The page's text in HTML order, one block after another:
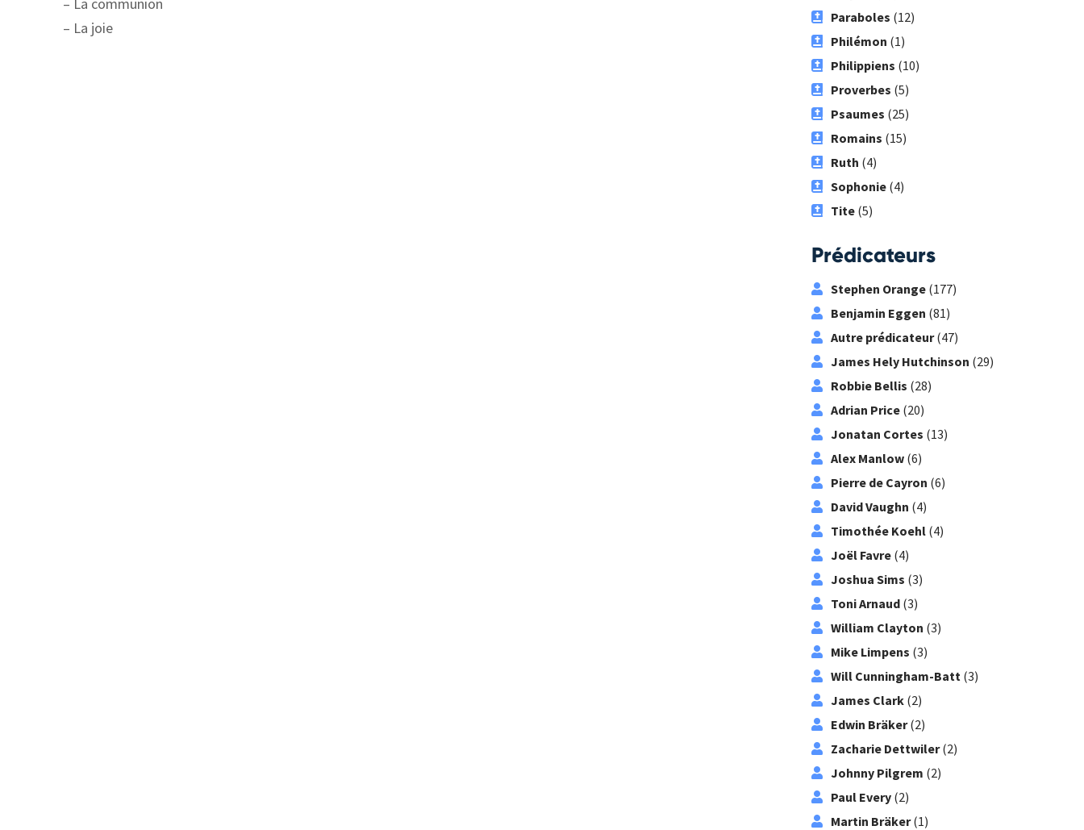
– La joie
Paraboles (12)
Philémon (1)
Philippiens (10)
Proverbes (5)
Psaumes (25)
Romains (15)
Ruth (4)
Sophonie(4)
Tite(5)
Prédicateurs
Stephen Orange(177)
Benjamin Eggen (81)
Autre prédicateur(47)
James Hely Hutchinson (29)
Robbie Bellis (28)
Adrian Price(20)
Jonatan Cortes (13)
Alex Manlow(6)
Pierre de Cayron (6)
David Vaughn (4)
Timothée Koehl(4)
Joël Favre(4)
Joshua Sims (3)
Toni Arnaud(3)
William Clayton (3)
Mike Limpens (3)
Will Cunningham-Batt(3)
James Clark(2)
Edwin Bräker(2)
Zacharie Dettwiler(2)
Johnny Pilgrem (2)
Paul Every(2)
Martin Bräker(1)